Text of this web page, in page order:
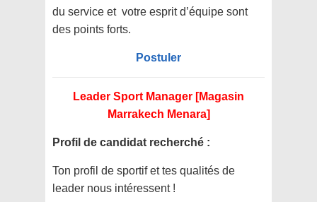
du service et votre esprit d’équipe sont
des points forts.
Postuler
Leader Sport Manager [Magasin
Marrakech Menara]
Profil de candidat recherché :
Ton profil de sportif et tes qualités de
leader nous intéressent !